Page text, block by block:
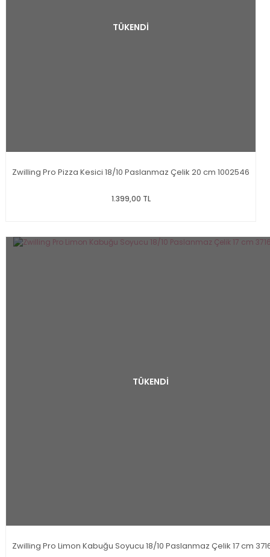
TÜKENDİ
Zwilling Pro Pizza Kesici 18/10 Paslanmaz Çelik 20 cm 1002546
1.399,00 TL
TÜKENDİ
Zwilling Pro Limon Kabuğu Soyucu 18/10 Paslanmaz Çelik 17 cm